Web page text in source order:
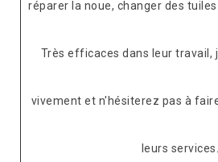
réparer la noue, changer des
Très efficaces dans leur travail,
vivement et n'hésiterez pas à
leurs services.